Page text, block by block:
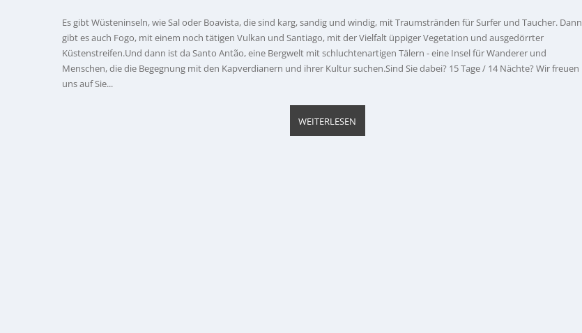
Es gibt Wüsteninseln, wie Sal oder Boavista, die sind karg, sandig und windig, mit Traumstränden für Surfer und Taucher. Dann
gibt es auch Fogo, mit einem noch tätigen Vulkan und Santiago, mit der Vielfalt üppiger Vegetation und ausgedörrter
Küstenstreifen.Und dann ist da Santo Antão, eine Bergwelt mit schluchtenartigen Tälern - eine Insel für Wanderer und
Menschen, die die Begegnung mit den Kapverdianern und ihrer Kultur suchen.Sind Sie dabei? 15 Tage / 14 Nächte? Wir freuen
uns auf Sie...
WEITERLESEN